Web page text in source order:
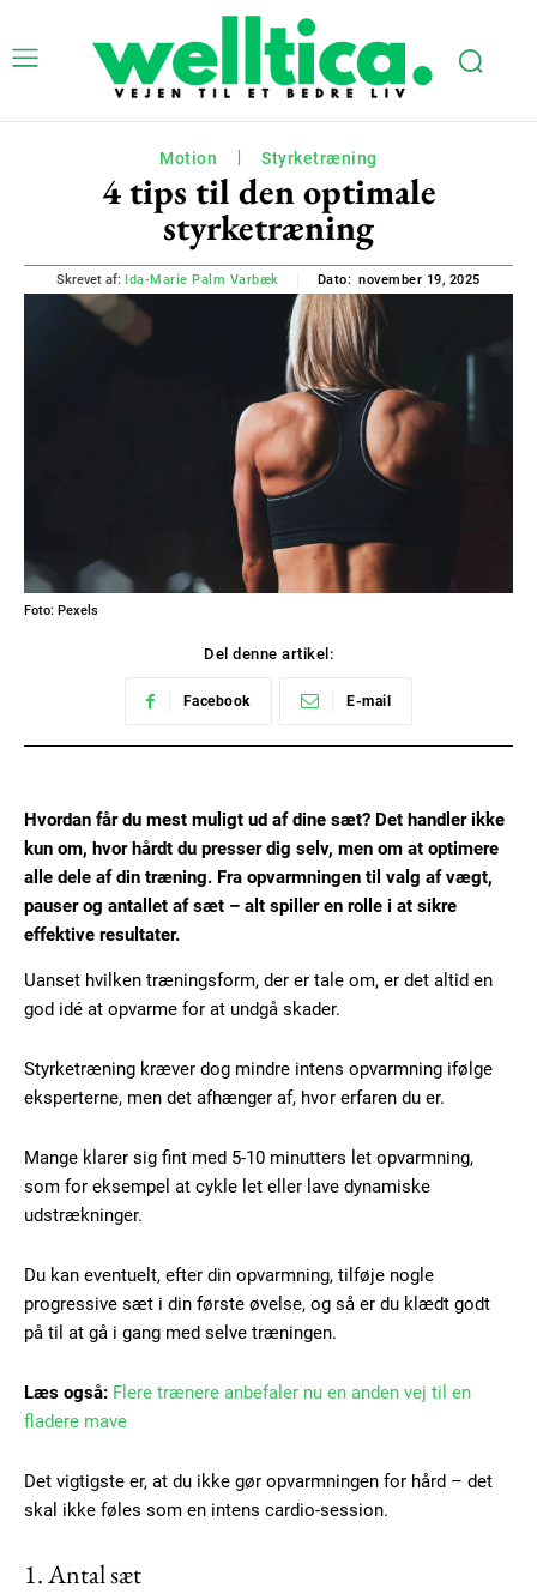
Motion Styrketræning
4 tips til den optimale
styrketræning
Skrevet af: Ida-Marie Palm Varbæk Dato: november 19, 2025
Foto: Pexels
Del denne artikel:
Facebook E-mail
Hvordan får du mest muligt ud af dine sæt? Det handler ikke
kun om, hvor hårdt du presser dig selv, men om at optimere
alle dele af din træning. Fra opvarmningen til valg af vægt,
pauser og antallet af sæt – alt spiller en rolle i at sikre
effektive resultater.
Uanset hvilken træningsform, der er tale om, er det altid en
god idé at opvarme for at undgå skader.
Styrketræning kræver dog mindre intens opvarmning ifølge
eksperterne, men det afhænger af, hvor erfaren du er.
Mange klarer sig fint med 5-10 minutters let opvarmning,
som for eksempel at cykle let eller lave dynamiske
udstrækninger.
Du kan eventuelt, efter din opvarmning, tilføje nogle
progressive sæt i din første øvelse, og så er du klædt godt
på til at gå i gang med selve træningen.
Læs også: Flere trænere anbefaler nu en anden vej til en
fladere mave
Det vigtigste er, at du ikke gør opvarmningen for hård – det
skal ikke føles som en intens cardio-session.
1. Antal sæt